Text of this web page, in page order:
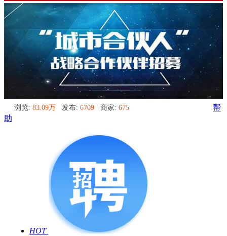
浏览: 83.09万 发布: 6709 商家: 675
帮
助
HOT